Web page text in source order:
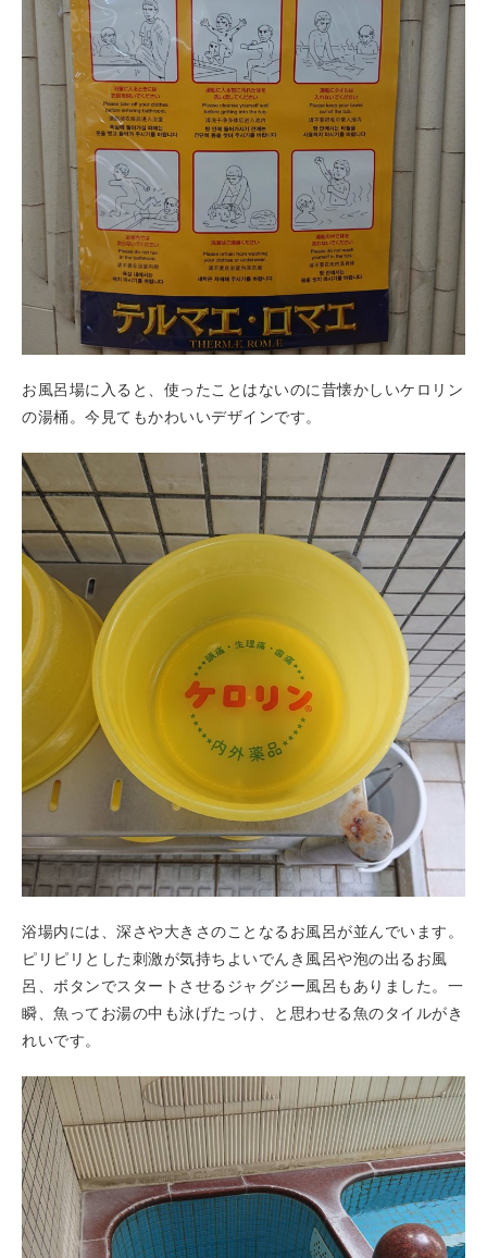
お風呂場に入ると、使ったことはないのに昔懐かしいケロリン
の湯桶。今見てもかわいいデザインです。
浴場内には、深さや大きさのことなるお風呂が並んでいます。
ピリピリとした刺激が気持ちよいでんき風呂や泡の出るお風
呂、ボタンでスタートさせるジャグジー風呂もありました。一
瞬、魚ってお湯の中も泳げたっけ、と思わせる魚のタイルがき
れいです。